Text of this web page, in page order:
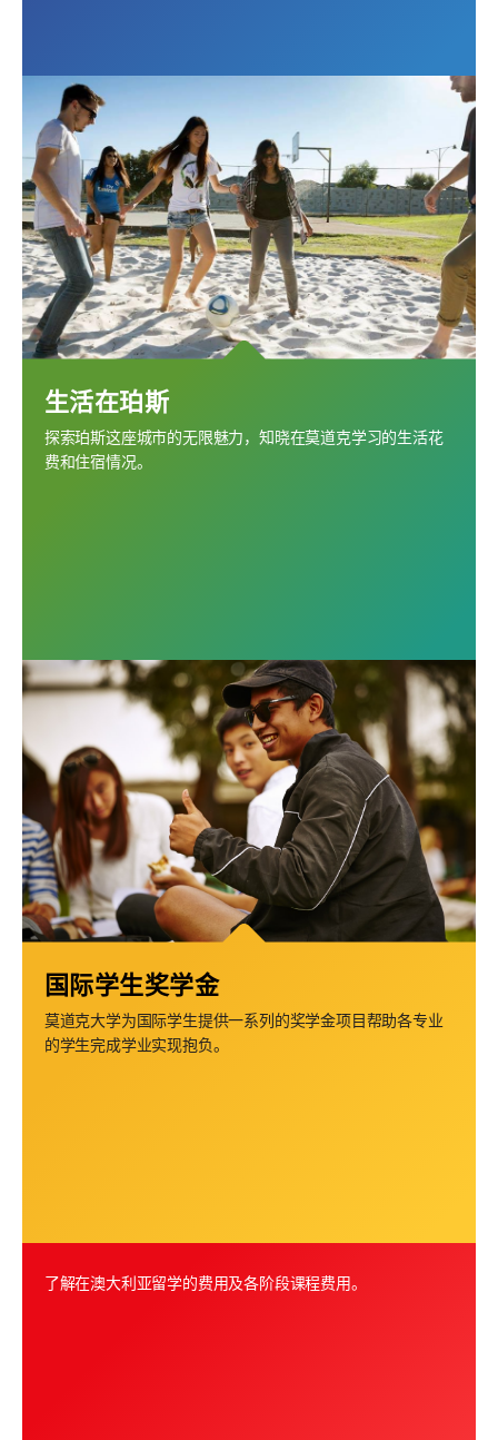
生活在珀斯
探索珀斯这座城市的无限魅力，知晓在莫道克学习的生活花
费和住宿情况。
国际学生奖学金
莫道克大学为国际学生提供一系列的奖学金项目帮助各专业
的学生完成学业实现抱负。
了解在澳大利亚留学的费用及各阶段课程费用。